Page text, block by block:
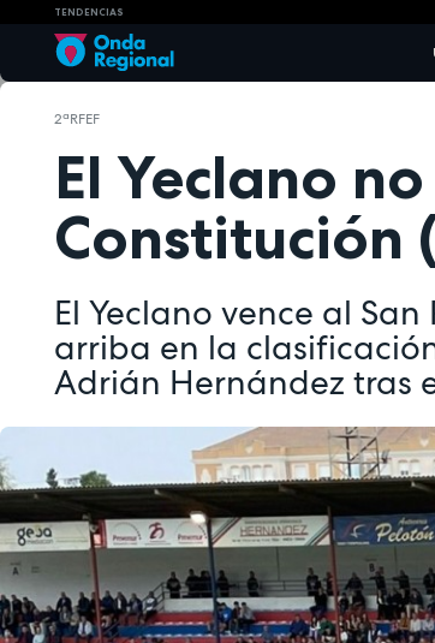
TENDENCIAS
2ªRFEF
El Yeclano
Constitución
El Yeclano vence al
arriba en la
Adrián Hernández tras